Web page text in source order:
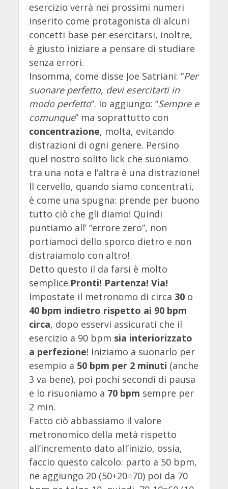
esercizio verrà nei prossimi numeri
inserito come protagonista di alcuni
concetti base per esercitarsi, inoltre,
è giusto iniziare a pensare di studiare
senza errori.
Insomma, come disse Joe Satriani: “Per
suonare perfetto, devi esercitarti in
modo perfetto“. Io aggiungo: “Sempre e
comunque” ma soprattutto con
concentrazione, molta, evitando
distrazioni di ogni genere. Persino
quel nostro solito lick che suoniamo
tra una nota e l’altra è una distrazione!
Il cervello, quando siamo concentrati,
è come una spugna: prende per buono
tutto ciò che gli diamo! Quindi
puntiamo all’ “errore zero”, non
portiamoci dello sporco dietro e non
distraiamolo con altro!
Detto questo il da farsi è molto
semplice.Pronti! Partenza! Via!
Impostate il metronomo di circa 30 o
40 bpm indietro rispetto ai 90 bpm
circa, dopo esservi assicurati che il
esercizio a 90 bpm sia interiorizzato
a perfezione! Iniziamo a suonarlo per
esempio a 50 bpm per 2 minuti (anche
3 va bene), poi pochi secondi di pausa
e lo risuoniamo a 70 bpm sempre per
2 min.
Fatto ciò abbassiamo il valore
metronomico della metà rispetto
all’incremento dato all’inizio, ossia,
faccio questo calcolo: parto a 50 bpm,
ne aggiungo 20 (50+20=70) poi da 70